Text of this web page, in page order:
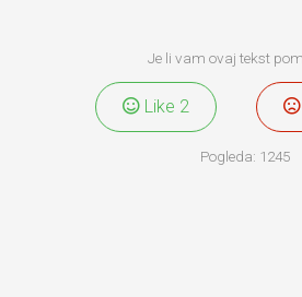
Je li vam ovaj tekst
Like 2
Pogleda: 1245